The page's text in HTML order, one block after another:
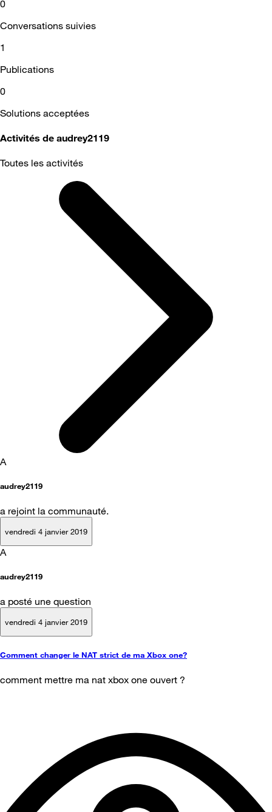
0
Conversations suivies
1
Publications
0
Solutions acceptées
Activités de audrey2119
Toutes les activités
A
audrey2119
a rejoint la communauté.
vendredi 4 janvier 2019
A
audrey2119
a posté une question
vendredi 4 janvier 2019
Comment changer le NAT strict de ma Xbox one?
comment mettre ma nat xbox one ouvert ?